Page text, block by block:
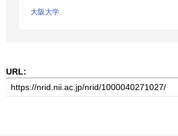
大阪大学
URL: